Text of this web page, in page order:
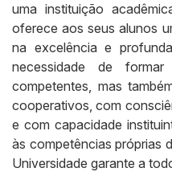
uma instituição
oferece aos seus alunos
na excelência e
necessidade de
competentes, mas
cooperativos, com
e com capacidade
às competências próprias
Universidade garante a